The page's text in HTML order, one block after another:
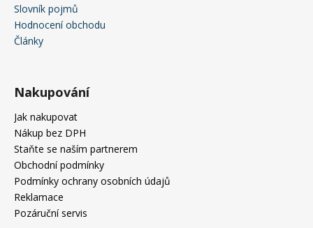
Slovník pojmů
Hodnocení obchodu
Články
Nakupování
Jak nakupovat
Nákup bez DPH
Staňte se naším partnerem
Obchodní podmínky
Podmínky ochrany osobních údajů
Reklamace
Pozáruční servis